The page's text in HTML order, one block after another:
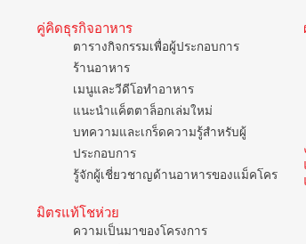
คู่คิดธุรกิจอาหาร
ตารางกิจกรรมเพื่อผู้ประกอบการ
ร้านอาหาร
เมนูและวีดีโอทำอาหาร
แนะนำแค็ตตาล็อกเล่มใหม่
บทความและเกร็ดความรู้สำหรับผู้
ประกอบการ
รู้จักผู้เชี่ยวชาญด้านอาหารของแม็คโคร
มิตรแท้โชห่วย
ความเป็นมาของโครงการ